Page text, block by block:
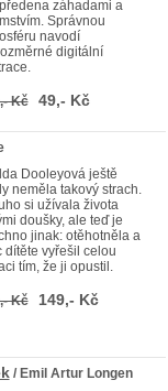
záhadami a
Správnou
navodí
digitální
Kč 49,- Kč
Dooleyová ještě
neměla takový strach.
si užívala života
doušky, ale teď je
jinak: otěhotněla a
dítěte vyřešil celou
tím, že ji opustil.
Kč 149,- Kč
/ Emil Artur Longen